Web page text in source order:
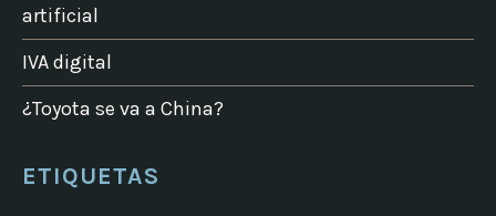
artificial
IVA digital
¿Toyota se va a China?
ETIQUETAS